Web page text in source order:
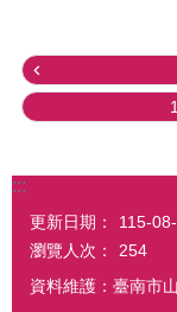
:::
更新日期：
115-
瀏覽人次：
254
資料維護：臺南市